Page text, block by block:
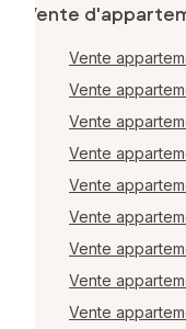
Vente
Vente
Vente
Vente
Vente
Vente
Vente
Vente
Vente
Vente